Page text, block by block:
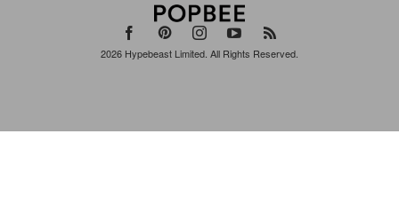
2026 Hypebeast Limited . All Rights Reserved.